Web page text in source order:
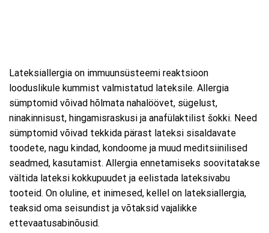
Lateksiallergia on immuunsüsteemi reaktsioon
looduslikule kummist valmistatud lateksile. Allergia
sümptomid võivad hõlmata nahalöövet, sügelust,
ninakinnisust, hingamisraskusi ja anafülaktilist šokki. Need
sümptomid võivad tekkida pärast lateksi sisaldavate
toodete, nagu kindad, kondoome ja muud meditsiinilised
seadmed, kasutamist. Allergia ennetamiseks soovitatakse
vältida lateksi kokkupuudet ja eelistada lateksivabu
tooteid. On oluline, et inimesed, kellel on lateksiallergia,
teaksid oma seisundist ja võtaksid vajalikke
ettevaatusabinõusid.